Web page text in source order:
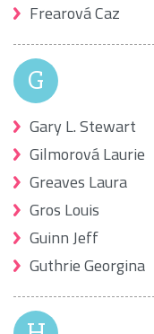
Frearová Caz
G
Gary L. Stewart
Gilmorová Laurie
Greaves Laura
Gros Louis
Guinn Jeff
Guthrie Georgina